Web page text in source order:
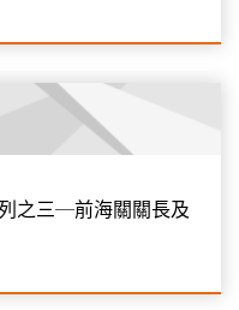
之三─前海關關長及